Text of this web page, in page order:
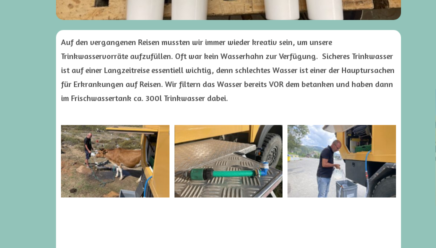
Auf den vergangenen Reisen mussten wir immer wieder kreativ sein, um unsere
Trinkwasservorräte aufzufüllen. Oft war kein Wasserhahn zur Verfügung. Sicheres Trinkwasser
ist auf einer Langzeitreise essentiell wichtig, denn schlechtes Wasser ist einer der Hauptursachen
für Erkrankungen auf Reisen. Wir filtern das Wasser bereits VOR dem betanken und haben dann
im Frischwassertank ca. 300l Trinkwasser dabei.